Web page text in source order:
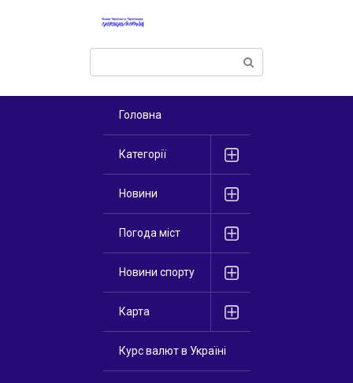
Поиск:
Головна
Категорії
Новини
Погода міст
Новини спорту
Карта
Курс валют в Україні